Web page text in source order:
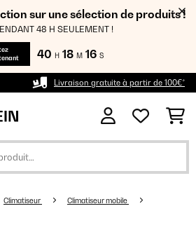
sur une sélection de produits !
48 H SEULEMENT !
40 H 18 M 15 S
Livraison gratuite à partir de 100€*
Climatiseur Climatiseur mobile